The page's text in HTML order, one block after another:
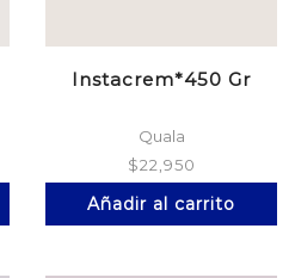
Instacrem*450 Gr
Quala
$22,950
Añadir al carrito